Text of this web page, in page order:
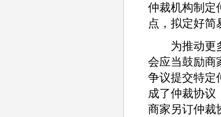
仲裁机构制定
点，拟定好简
为推动更多
会应当鼓励商
争议提交特定
成了仲裁协议
商家另订仲裁